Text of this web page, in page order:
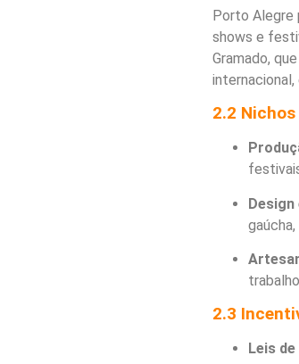
Porto Alegre
shows e
Gramado,
internacional,
2.2
Design
2.3
Leis